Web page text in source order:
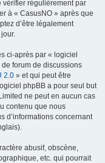
régulièrement par
à « CasusNO » après que
d’être légalement
ci-après par « logiciel
forum de discussions
2.0 » et qui peut être
phpBB a pour seul but
ne peut en aucun cas
contenu que nous
d’informations concernant
abusif, obscène,
etc. qui pourrait